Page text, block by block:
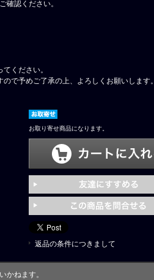
確認ください。
ください。
で予めご了承の上、よろしくお願いします。
お取り寄せ商品になります。
返品の条件につきまして
かねます。